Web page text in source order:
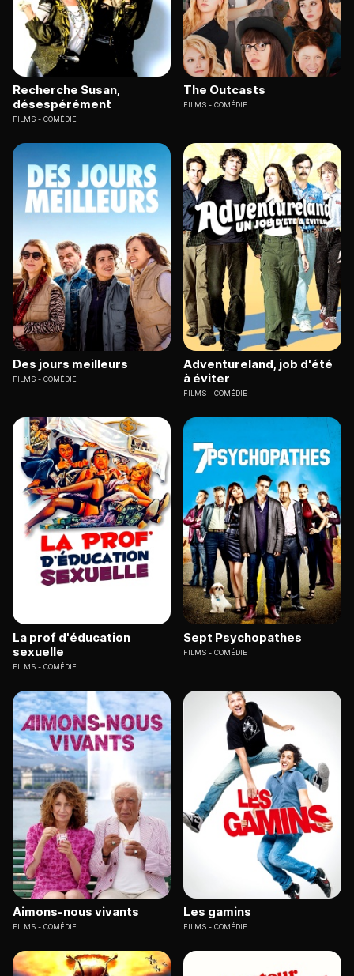
Recherche Susan,
désespérément
FILMS COMÉDIE
The Outcasts
FILMS COMÉDIE
Des jours meilleurs
FILMS COMÉDIE
Adventureland, job d'été
à éviter
FILMS COMÉDIE
La prof d'éducation
sexuelle
FILMS COMÉDIE
Sept Psychopathes
FILMS COMÉDIE
Aimons-nous vivants
FILMS COMÉDIE
Les gamins
FILMS COMÉDIE